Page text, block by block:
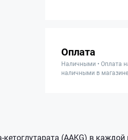
Оплата
Наличными • Оплата
наличными в магазине
(AAKG) в каждой